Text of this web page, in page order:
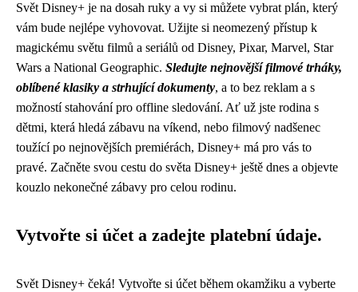
Svět Disney+ je na dosah ruky a vy si můžete vybrat plán, který
vám bude nejlépe vyhovovat. Užijte si neomezený přístup k
magickému světu filmů a seriálů od Disney, Pixar, Marvel, Star
Wars a National Geographic. Sledujte nejnovější filmové trháky,
oblíbené klasiky a strhující dokumenty, a to bez reklam a s
možností stahování pro offline sledování. Ať už jste rodina s
dětmi, která hledá zábavu na víkend, nebo filmový nadšenec
toužící po nejnovějších premiérách, Disney+ má pro vás to
pravé. Začněte svou cestu do světa Disney+ ještě dnes a objevte
kouzlo nekonečné zábavy pro celou rodinu.
Vytvořte si účet a zadejte platební údaje.
Svět Disney+ čeká! Vytvořte si účet během okamžiku a vyberte